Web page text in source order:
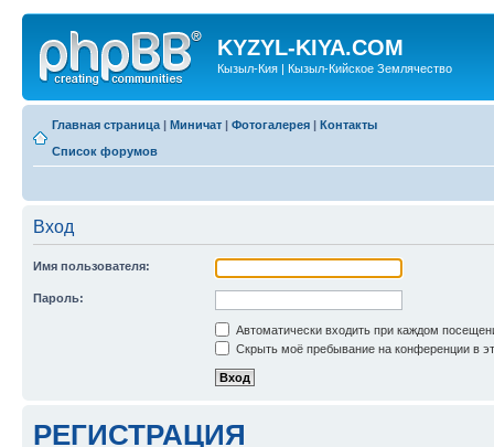
KYZYL-KIYA.COM
Кызыл-Кия | Кызыл-Кийское Землячество
Главная страница | Миничат | Фотогалерея | Контакты
Список форумов
Вход
Имя пользователя:
Пароль:
Автоматически входить при каждом
Скрыть моё пребывание на конференции в
РЕГИСТРАЦИЯ